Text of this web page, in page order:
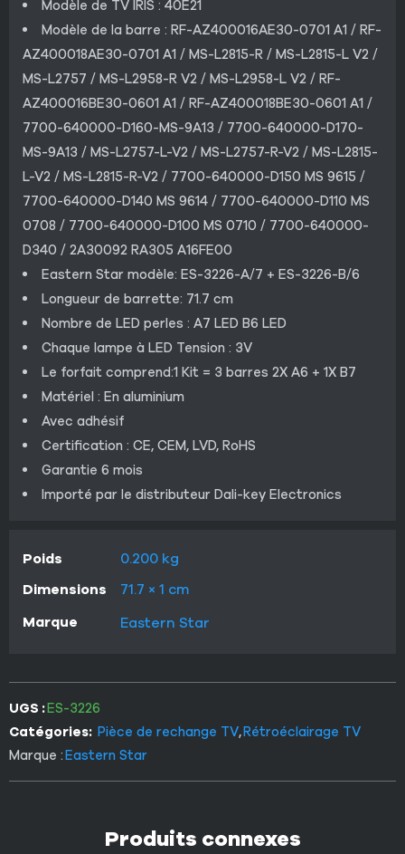
Modèle de TV IRIS : 40E21
Modèle de la barre : RF-AZ400016AE30-0701 A1 / RF-
AZ400018AE30-0701 A1 / MS-L2815-R / MS-L2815-L V2 /
MS-L2757 / MS-L2958-R V2 / MS-L2958-L V2 / RF-
AZ400016BE30-0601 A1 / RF-AZ400018BE30-0601 A1 /
7700-640000-D160-MS-9A13 / 7700-640000-D170-
MS-9A13 / MS-L2757-L-V2 / MS-L2757-R-V2 / MS-L2815-
L-V2 / MS-L2815-R-V2 / 7700-640000-D150 MS 9615 /
7700-640000-D140 MS 9614 / 7700-640000-D110 MS
0708 / 7700-640000-D100 MS 0710 / 7700-640000-
D340 / 2A30092 RA305 A16FE00
Eastern Star modèle: ES-3226-A/7 + ES-3226-B/6
Longueur de barrette: 71.7 cm
Nombre de LED perles : A7 LED B6 LED
Chaque lampe à LED Tension : 3V
Le forfait comprend:1 Kit = 3 barres 2X A6 + 1X B7
Matériel : En aluminium
Avec adhésif
Certification : CE, CEM, LVD, RoHS
Garantie 6 mois
Importé par le distributeur Dali-key Electronics
Poids
0.200 kg
Dimensions
71.7 × 1 cm
Marque
Eastern Star
UGS :ES-3226
Catégories: Pièce de rechange TV,Rétroéclairage TV
Marque :Eastern Star
Produits connexes